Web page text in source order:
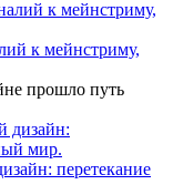
к мейнстриму,
прошло путь
перетекание